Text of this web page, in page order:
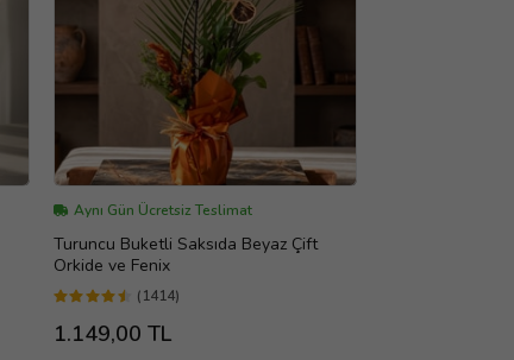
Aynı Gün Ücretsiz Teslimat
Turuncu Buketli Saksıda Beyaz Çift
Orkide ve Fenix
(1414)
1.149,00 TL